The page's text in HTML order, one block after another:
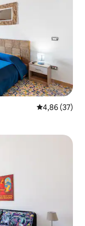
Évaluation
4,86 (37)